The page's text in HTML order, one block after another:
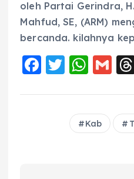
oleh Partai Gerindra,
Mahfud, SE, (ARM)
bercanda. kilahnya
F
c
T
it
te
W
a
ts
A
G
ai
l
Kab